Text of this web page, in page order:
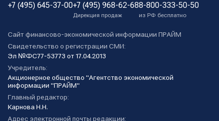
+7 (495) 645-37-00+7 (495) 968-62-68
Дирекция продаж
8-800-333-50-50
из РФ бесплатно
Сайт финансово-экономической информации ПРАЙМ
Свидетельство о регистрации СМИ:
Эл №ФС77-53773 от 17.04.2013
Учредитель:
Акционерное общество "Агентство экономической
информации "ПРАЙМ"
Главный редактор:
Карнова Н.Н.
Адрес электронной почты редакции: